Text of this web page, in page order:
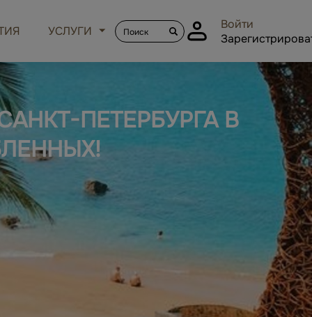
УСЛУГИ
Войти
ПЕТЕРБУРГА В